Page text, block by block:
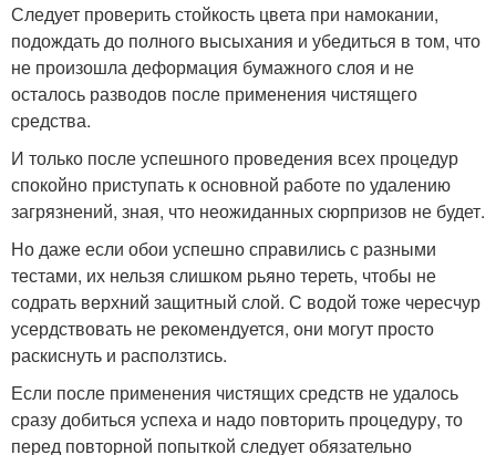
Следует проверить стойкость цвета при намокании,
подождать до полного высыхания и убедиться в том, что
не произошла деформация бумажного слоя и не
осталось разводов после применения чистящего
средства.
И только после успешного проведения всех процедур
спокойно приступать к основной работе по удалению
загрязнений, зная, что неожиданных сюрпризов не будет.
Но даже если обои успешно справились с разными
тестами, их нельзя слишком рьяно тереть, чтобы не
содрать верхний защитный слой. С водой тоже чересчур
усердствовать не рекомендуется, они могут просто
раскиснуть и расползтись.
Если после применения чистящих средств не удалось
сразу добиться успеха и надо повторить процедуру, то
перед повторной попыткой следует обязательно